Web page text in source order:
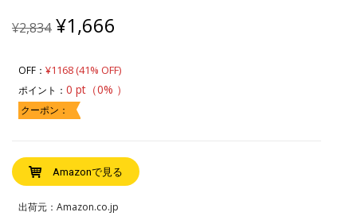
¥2,834 Original
price
¥2,834.
¥1,666
¥1,666.
OFF： ¥1168 (41% OFF)
ポイント： 0 pt（0% ）
クーポン：
Amazonで見る
出荷元：Amazon.co.jp